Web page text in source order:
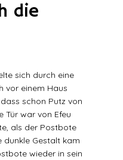
die
sich durch eine
vor einem Haus
schon Putz von
Tür war von Efeu
als der Postbote
dunkle Gestalt kam
wieder in sein